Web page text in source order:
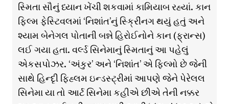
સ્મિતા સૌનું ધ્યાન ખેંચી શકવામાં કામિયાબ રહ્યાં. કાન
ફિલ્મ ફેસ્ટિવલમાં ‘નિશાંત’નું સ્ક્રીિંનગ થયું હતું અને
શ્યામ બેનેગલ પોતાની બન્ને હિરોઈનોને કાન (ફ્રાન્સ)
લઈ ગયા હતા. વર્લ્ડ સિનેમાનું સ્મિતાનું આ પહેલું
એકસપોઝર. ‘અંકુર’ અને ‘નિશાંત’ એ ફિલ્મો છે જેની
સાથે હિન્દૃી ફિહ્લમ ઇન્ડસ્ટ્રીમાં આપણે જેને પેરેલલ
સિનેમા યા તો આર્ટ સિનેમા કહીએ છીએ તેની નક્કર